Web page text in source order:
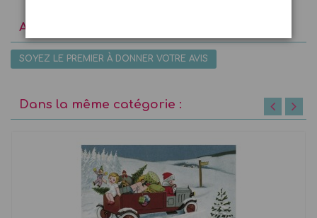
Avis utilisateurs
SOYEZ LE PREMIER À DONNER VOTRE AVIS
Dans la même catégorie :